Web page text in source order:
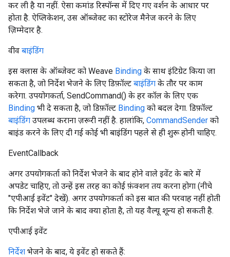
कर ली है या नहीं. ऐसा कमांड रिस्पॉन्स में दिए गए वर्शन के आधार पर
होता है. ऐप्लिकेशन, उस ऑब्जेक्ट का स्टोरेज मैनेज करने के लिए
ज़िम्मेदार है.
वीव बाइंडिंग
इस क्लास के ऑब्जेक्ट को Weave Binding के साथ इंटिग्रेट किया जा
सकता है, जो निर्देश भेजने के लिए डिफ़ॉल्ट बाइंडिंग के तौर पर काम
करेगा. उपयोगकर्ता, SendCommand() के हर कॉल के लिए एक
Binding भी दे सकता है, जो डिफ़ॉल्ट Binding को बदल देगा. डिफ़ॉल्ट
बाइंडिंग उपलब्ध कराना ज़रूरी नहीं है. हालांकि, CommandSender को
बाइंड करने के लिए दी गई कोई भी बाइंडिंग पहले से ही शुरू होनी चाहिए.
EventCallback
अगर उपयोगकर्ता को निर्देश भेजने के बाद होने वाले इवेंट के बारे में
अपडेट चाहिए, तो उन्हें इस तरह का कोई फ़ंक्शन तय करना होगा (नीचे
"एपीआई इवेंट" देखें). अगर उपयोगकर्ता को इस बात की परवाह नहीं होती
कि निर्देश भेजे जाने के बाद क्या होता है, तो यह वैल्यू शून्य हो सकती है.
एपीआई इवेंट
निर्देश भेजने के बाद, ये इवेंट हो सकते हैं: